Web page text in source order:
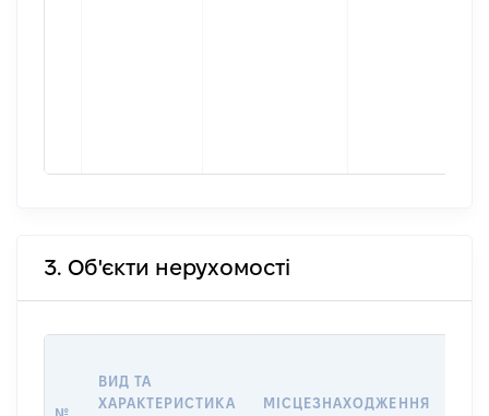
3. Об'єкти нерухомості
ВИД ТА
ХАРАКТЕРИСТИКА
МІСЦЕЗНАХОДЖЕННЯ